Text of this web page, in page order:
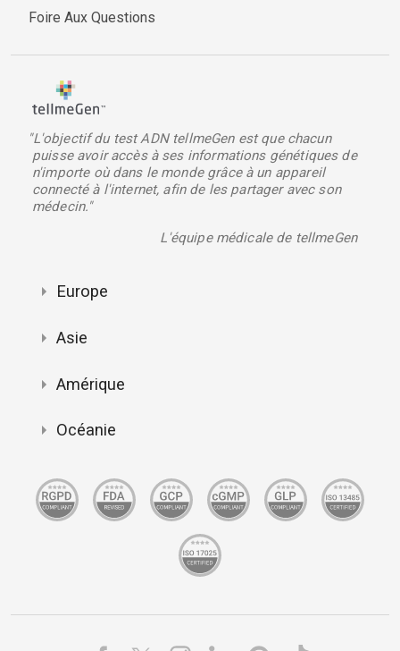
Foire Aux Questions
"L'objectif du test ADN tellmeGen est que chacun
puisse avoir accès à ses informations génétiques de
n'importe où dans le monde grâce à un appareil
connecté à l'internet, afin de les partager avec son
médecin."
L'équipe médicale de tellmeGen
Europe
Asie
Amérique
Océanie